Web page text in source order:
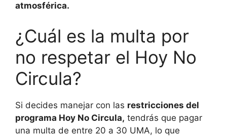
atmosférica.
¿Cuál es la multa por
no respetar el Hoy No
Circula?
Si decides manejar con las restricciones del
programa Hoy No Circula, tendrás que pagar
una multa de entre 20 a 30 UMA, lo que